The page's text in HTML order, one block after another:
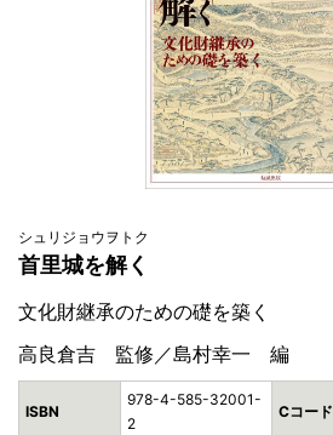
シュリジョウヲトク
首里城を解く
文化財継承のための礎を築く
高良倉吉 監修／島村幸一 編
ISBN
978-4-585-32001-
2
Cコード